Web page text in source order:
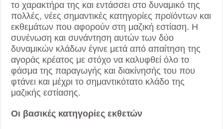
το χαρακτήρα της και εντάσσει στο δυναμικό της
πολλές, νέες σημαντικές κατηγορίες προϊόντων και
εκθεμάτων που αφορούν στη μαζική εστίαση. Η
συνένωση και συνάντηση αυτών των δύο
δυναμικών κλάδων έγινε μετά από απαίτηση της
αγοράς κρέατος με στόχο να καλυφθεί όλο το
φάσμα της παραγωγής και διακίνησής του που
φτάνει και μέχρι το σημαντικότατο κλάδο της
μαζικής εστίασης.
Οι βασικές κατηγορίες εκθετών